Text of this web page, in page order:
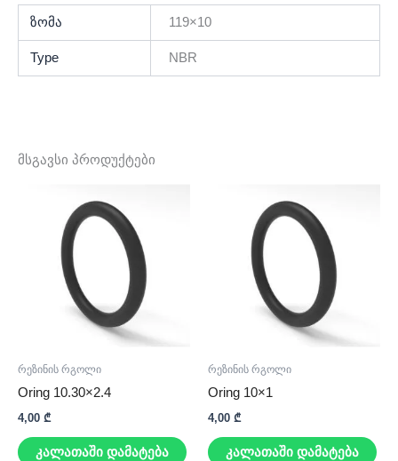
ზომა 119×10
Type NBR
მსგავსი პროდუქტები
რეზინის რგოლი
Oring 10.30×2.4
4,00 ₾
კალათაში დამატება
რეზინის რგოლი
Oring 10×1
4,00 ₾
კალათაში დამატება